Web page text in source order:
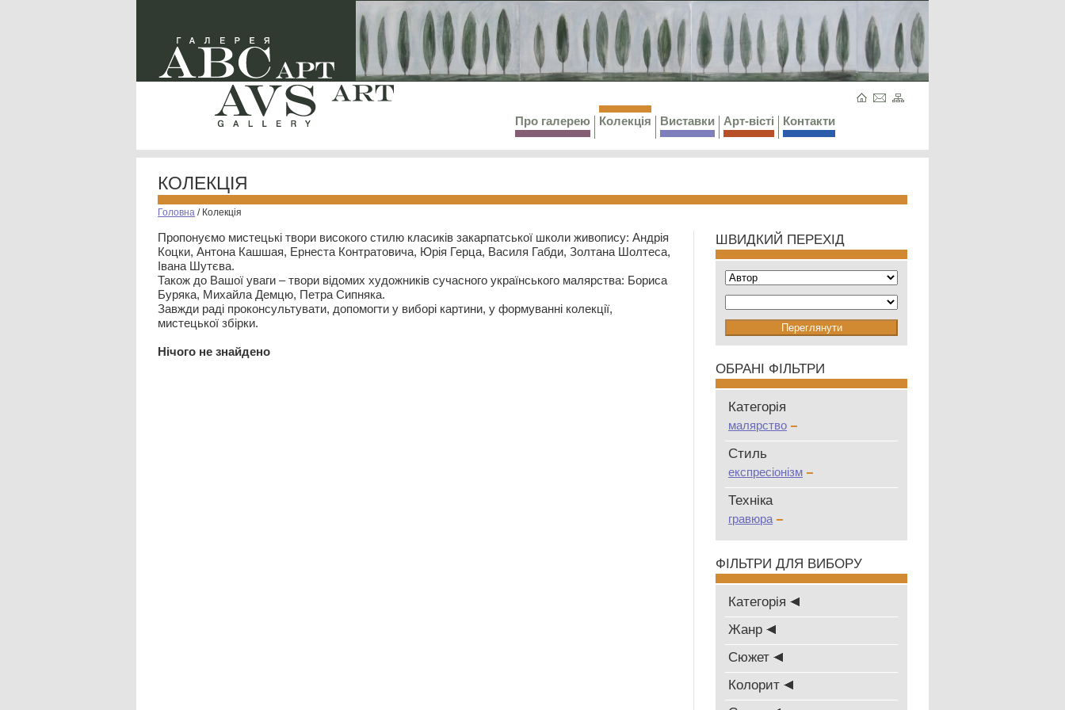
Про галерею Колекція Виставки Арт-вісті Контакти
КОЛЕКЦІЯ
Головна / Колекція
Пропонуємо мистецькі твори високого стилю класиків закарпатської школи живопису: Андрія
Коцки, Антона Кашшая, Ернеста Контратовича, Юрія Герца, Василя Габди, Золтана Шолтеса,
Івана Шутєва.
Також до Вашої уваги – твори відомих художників сучасного українського малярства: Бориса
Буряка, Михайла Демцю, Петра Сипняка.
Завжди раді проконсультувати, допомогти у виборі картини, у формуванні колекції,
мистецької збірки.
Нiчого не знайдено
ШВИДКИЙ ПЕРЕХІД
ОБРАНІ ФІЛЬТРИ
Категорія
малярство
Стиль
експресіонізм
Техніка
гравюра
ФІЛЬТРИ ДЛЯ ВИБОРУ
Категорія
Жанр
Сюжет
Колорит